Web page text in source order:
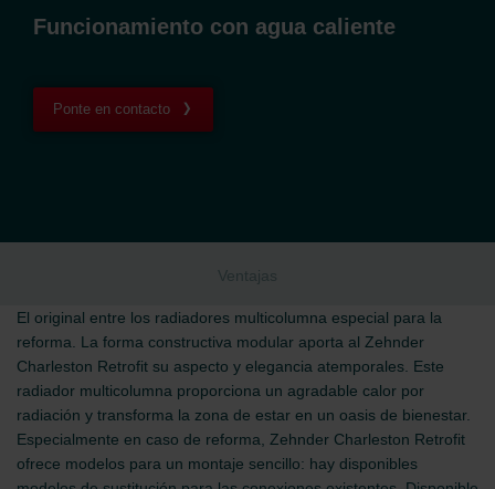
Funcionamiento con agua caliente
Ponte en contacto
Ventajas
El original entre los radiadores multicolumna especial para la
reforma. La forma constructiva modular aporta al Zehnder
Charleston Retrofit su aspecto y elegancia atemporales. Este
radiador multicolumna proporciona un agradable calor por
radiación y transforma la zona de estar en un oasis de bienestar.
Especialmente en caso de reforma, Zehnder Charleston Retrofit
ofrece modelos para un montaje sencillo: hay disponibles